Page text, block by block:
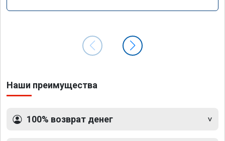
Наши преимущества
100% возврат денег